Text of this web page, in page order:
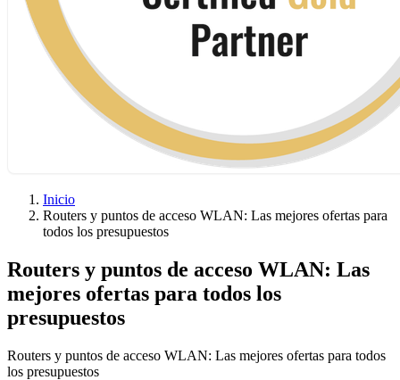
Inicio
Routers y puntos de acceso WLAN: Las mejores ofertas para
todos los presupuestos
Routers y puntos de acceso WLAN: Las
mejores ofertas para todos los
presupuestos
Routers y puntos de acceso WLAN: Las mejores ofertas para todos
los presupuestos